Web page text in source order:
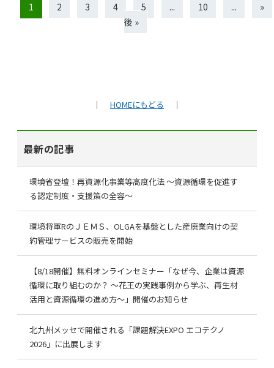
1 2 3 4 5 ... 10 ...
»
後 »
｜ HOMEにもどる ｜
最新の記事
環境省登壇！再資源化事業等高度化法 ～資源循環を促進す
る認定制度・支援策の全容～
環境将軍RのＪＥＭＳ、OLGAを基盤とした産廃業向けの契
約管理サービスの販売を開始
【8/18開催】無料オンラインセミナー「なぜ今、企業は資源
循環に取り組むのか？ ～花王の実践事例から学ぶ、再生材
活用と資源循環の進め方～」開催のお知らせ
北九州メッセで開催される「課題解決EXPO エコテクノ
2026」に出展します